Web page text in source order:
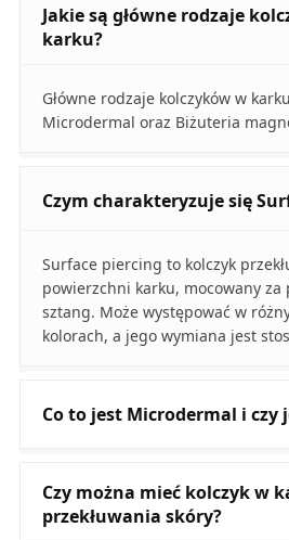
Jakie są główne rodzaje
karku?
Główne rodzaje kolczyków w
Microdermal oraz Biżuteria
Czym charakteryzuje się
Surface piercing to kolczyk
powierzchni karku, mocowany za
sztang. Może występować w
kolorach, a jego wymiana jest
Co to jest Microdermal i czy
Czy można mieć kolczyk w
przekłuwania skóry?